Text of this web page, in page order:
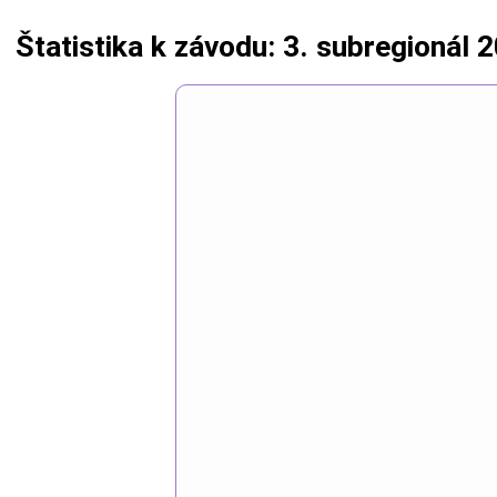
Štatistika k závodu: 3. subregionál